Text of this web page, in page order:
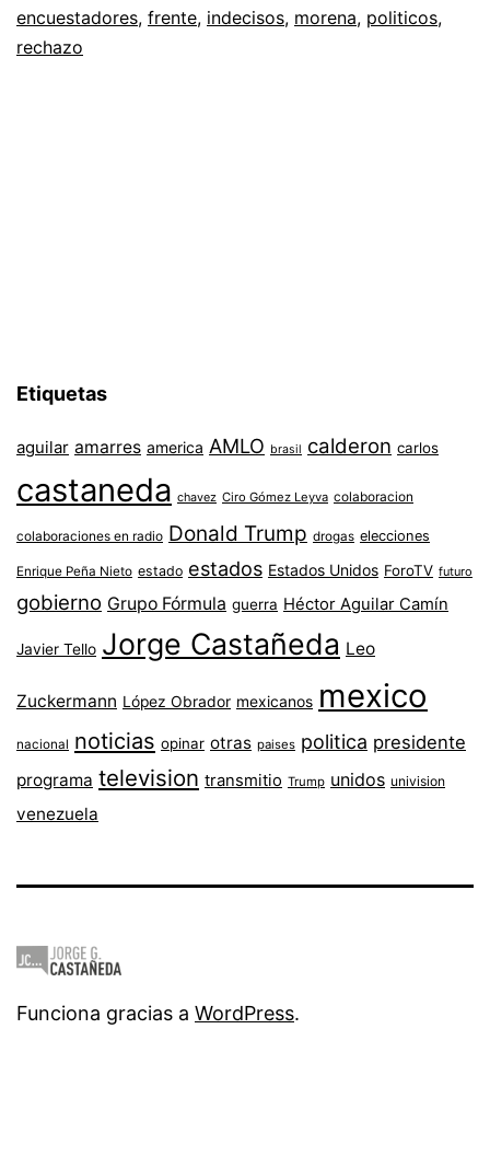
encuestadores, frente, indecisos, morena, politicos,
rechazo
Etiquetas
aguilar amarres america AMLO brasil calderon carlos
castaneda chavez Ciro Gómez Leyva colaboracion
colaboraciones en radio Donald Trump drogas elecciones
Enrique Peña Nieto estado estados Estados Unidos ForoTV futuro
gobierno Grupo Fórmula guerra Héctor Aguilar Camín
Javier Tello Jorge Castañeda Leo
Zuckermann López Obrador mexicanos mexico
nacional noticias opinar otras paises politica presidente
programa television transmitio Trump unidos univision
venezuela
Funciona gracias a WordPress.